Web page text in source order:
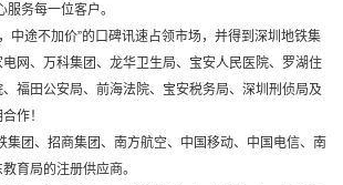
务每一位客户。
中途不加价”的口碑讯速占领市场，并得到深圳地铁集
网、万科集团、龙华卫生局、宝安人民医院、罗湖住
福田公安局、前海法院、宝安税务局、深圳刑侦局及
作！
集团、招商集团、南方航空、中国移动、中国电信、南
育局的注册供应商。